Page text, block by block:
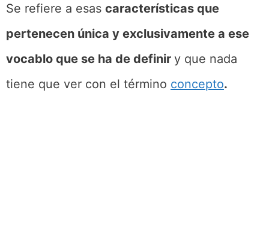
Se refiere a esas características que
pertenecen única y exclusivamente a ese
vocablo que se ha de definir y que nada
tiene que ver con el término concepto.